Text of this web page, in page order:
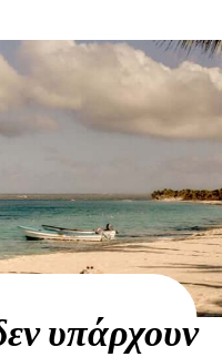
υπάρχουν